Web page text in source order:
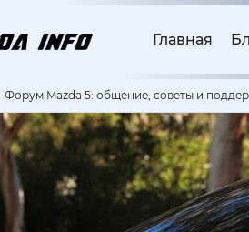
Главная
Форум Mazda 5: общение, советы и